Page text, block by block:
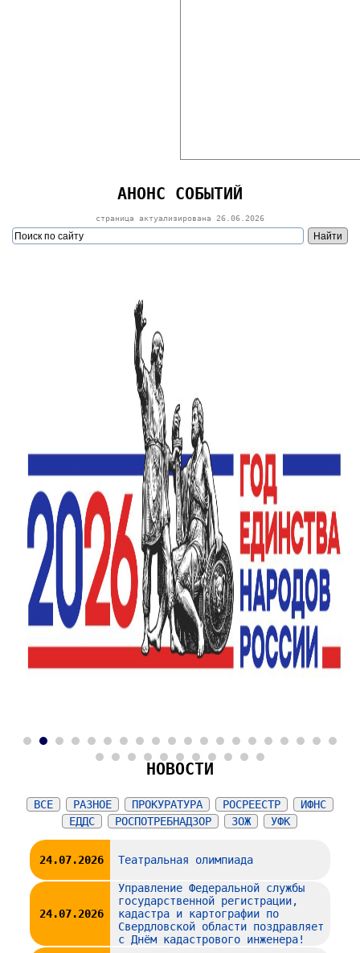
АНОНС СОБЫТИЙ
страница актуализирована 26.06.2026
10 11 12 13 14 15 16 17 18 19 20
23 24 25 26 27 28 29 30 31
НОВОСТИ
ВСЕ РАЗНОЕ ПРОКУРАТУРА РОСРЕЕСТР
ИФНС
ЕДДС
РОСПОТРЕБНАДЗОР ЗОЖ УФК
24.07.2026 Театральная олимпиада
24.07.2026
Управление Федеральной службы
государственной регистрации,
кадастра и картографии по
Свердловской области поздравляет
с Днём кадастрового инженера!